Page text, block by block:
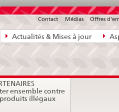
Navigation
directe:
bases
juridiques,
contact
Actualités & Mises à jour
Contact Médias Offres
ensemble contre
produits illégaux